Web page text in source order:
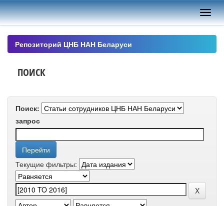
Skip
navigation
Репозиторий ЦНБ НАН Беларуси
ПОИСК
Поиск:
запрос
Текущие фильтры: